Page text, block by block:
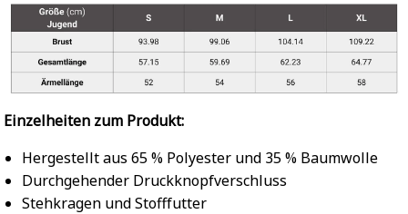
Einzelheiten zum Produkt:
Hergestellt aus 65 % Polyester und 35 % Baumwolle
Durchgehender Druckknopfverschluss
Stehkragen und Stofffutter